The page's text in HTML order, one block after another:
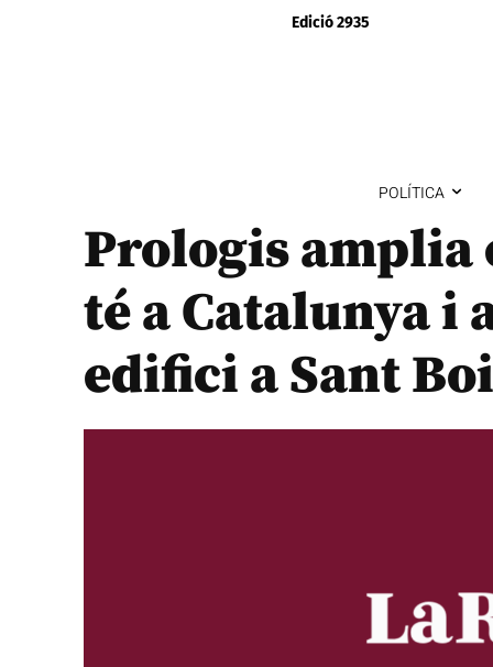
Edició 2935
POLÍTICA
Prologis amplia
té a Catalunya i
edifici a Sant